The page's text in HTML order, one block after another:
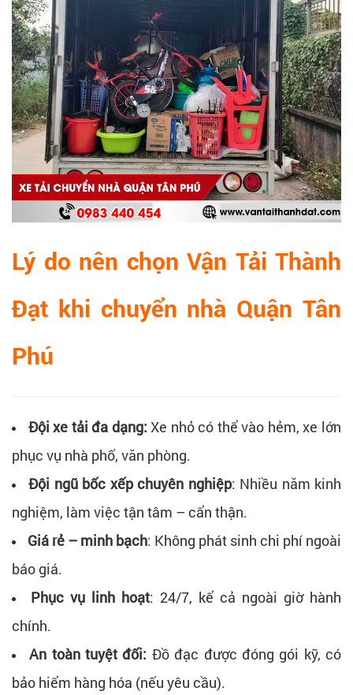
Lý do nên chọn Vận Tải Thành
Đạt khi chuyển nhà Quận Tân
Phú
Đội xe tải đa dạng: Xe nhỏ có thể vào hẻm, xe lớn
phục vụ nhà phố, văn phòng.
Đội ngũ bốc xếp chuyên nghiệp: Nhiều năm kinh
nghiệm, làm việc tận tâm – cẩn thận.
Giá rẻ – minh bạch: Không phát sinh chi phí ngoài
báo giá.
Phục vụ linh hoạt: 24/7, kể cả ngoài giờ hành
chính.
An toàn tuyệt đối: Đồ đạc được đóng gói kỹ, có
bảo hiểm hàng hóa (nếu yêu cầu).